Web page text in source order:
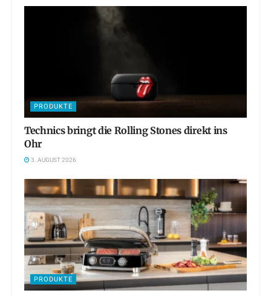
PRODUKTE
Technics bringt die Rolling Stones direkt ins
Ohr
3. AUGUST 2026
PRODUKTE